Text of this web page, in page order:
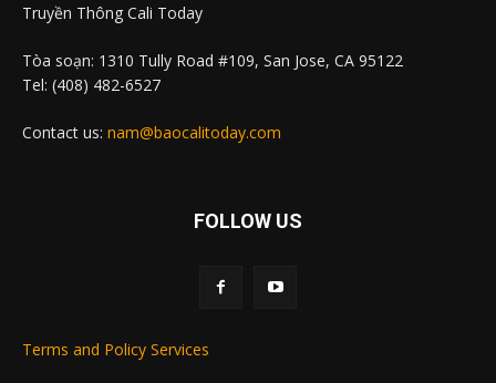
Truyền Thông Cali Today
Tòa soạn: 1310 Tully Road #109, San Jose, CA 95122
Tel: (408) 482-6527
Contact us: nam@baocalitoday.com
FOLLOW US
Terms and Policy Services